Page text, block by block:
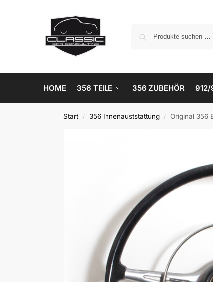
HOME 356 TEILE 356 ZUBEHÖR 912/
Start / 356 Innenauststattung / Original 356